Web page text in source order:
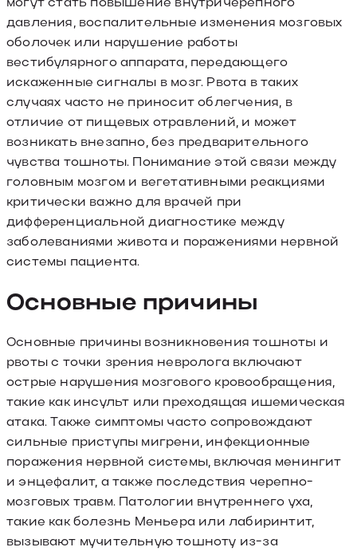
давления, воспалительные изменения мозговых
оболочек или нарушение работы
вестибулярного аппарата, передающего
искаженные сигналы в мозг. Рвота в таких
случаях часто не приносит облегчения, в
отличие от пищевых отравлений, и может
возникать внезапно, без предварительного
чувства тошноты. Понимание этой связи между
головным мозгом и вегетативными реакциями
критически важно для врачей при
дифференциальной диагностике между
заболеваниями живота и поражениями нервной
системы пациента.
Основные причины
Основные причины возникновения тошноты и
рвоты с точки зрения невролога включают
острые нарушения мозгового кровообращения,
такие как инсульт или преходящая ишемическая
атака. Также симптомы часто сопровождают
сильные приступы мигрени, инфекционные
поражения нервной системы, включая менингит
и энцефалит, а также последствия черепно-
мозговых травм. Патологии внутреннего уха,
такие как болезнь Меньера или лабиринтит,
вызывают мучительную тошноту из-за